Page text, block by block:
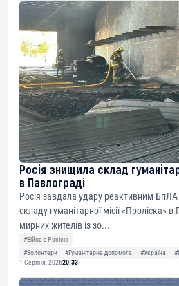
Росія знищила склад
в Павлограді
Росія завдала удару реактивним
складу гуманітарної місії «Проліска»
мирних жителів із зо...
#Війна з Росією
#Волонтери
#Гуманітарна допомога #Україна
1 Серпня, 202620:33